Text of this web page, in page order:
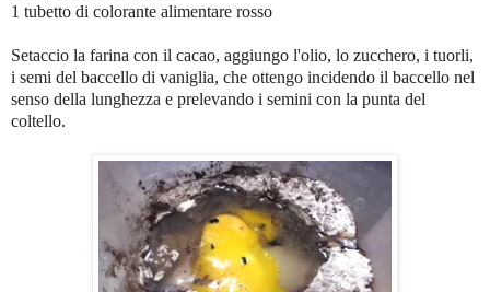
1 tubetto di colorante alimentare rosso
Setaccio la farina con il cacao, aggiungo l'olio, lo zucchero, i tuorli,
i semi del baccello di vaniglia, che ottengo incidendo il baccello nel
senso della lunghezza e prelevando i semini con la punta del
coltello.